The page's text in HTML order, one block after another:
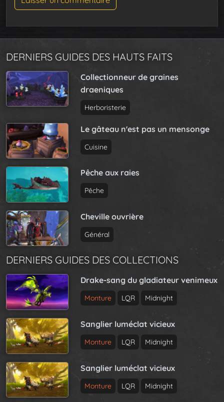
DERNIERS GUIDES DES HAUTS FAITS
Collectionneur de graines
draeniques
Herboristerie
Le gâteau n'est pas un mensonge
Cuisine
Pêche aux raies
Pêche
Cheville ouvrière
Général
DERNIERS GUIDES DES COLLECTIONS
Drake-sang du gladiateur venimeux
Monture LQR Midnight
Sanglier luméclat vicieux
Monture LQR Midnight
Sanglier luméclat vicieux
Monture LQR Midnight